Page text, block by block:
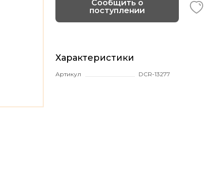
Сообщить о
поступлении
Характеристики
Артикул DCR-13277